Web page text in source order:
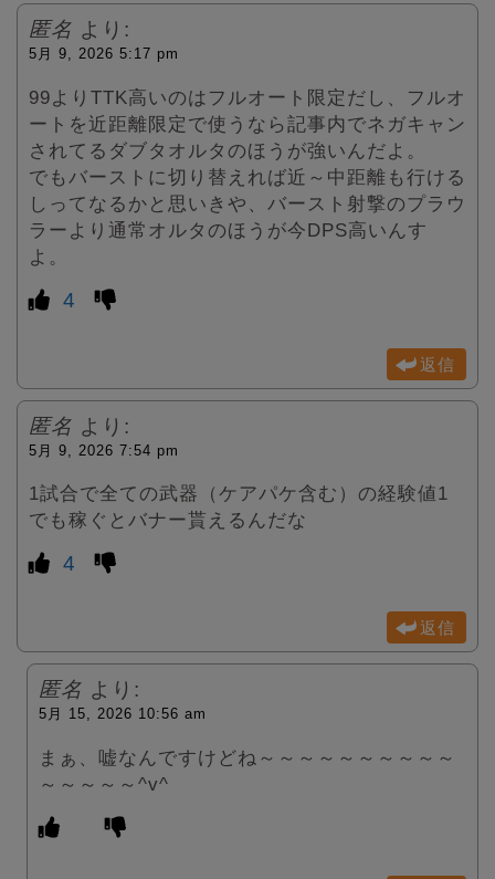
匿名 より:
5月 9, 2026 5:17 pm
99よりTTK高いのはフルオート限定だし、フルオ
ートを近距離限定で使うなら記事内でネガキャン
されてるダブタオルタのほうが強いんだよ。
でもバーストに切り替えれば近～中距離も行ける
しってなるかと思いきや、バースト射撃のプラウ
ラーより通常オルタのほうが今DPS高いんす
よ。
4
返信
匿名 より:
5月 9, 2026 7:54 pm
1試合で全ての武器（ケアパケ含む）の経験値1
でも稼ぐとバナー貰えるんだな
4
返信
匿名 より:
5月 15, 2026 10:56 am
まぁ、嘘なんですけどね～～～～～～～～～～
～～～～～^v^